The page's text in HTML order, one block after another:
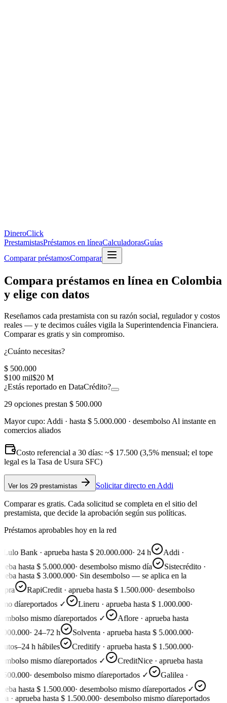
DineroClick
PrestamistasPréstamos en líneaCalculadorasGuías
Comparar préstamosComparar
Compara préstamos en línea en Colombia
y elige con datos
Reseñamos cada prestamista con su razón social, regulador y costos
reales — y te decimos cuáles vigila la Superintendencia Financiera.
Comparar es gratis y sin compromiso.
¿Cuánto necesitas?
$ 500.000
$100 mil$20 M
¿Estás reportado en DataCrédito?
29 opciones prestan $ 500.000
Mayor cupo: Addi · hasta $ 5.000.000 · desembolso Al instante en
comercios aliados
Costo referencial a 30 días: ~$ 17.500 (3,5% mensual; el tope
legal es la Tasa de Usura SFC)
Ver los 29 prestamistas Solicitar directo en Addi
Comparar es gratis. Cada solicitud se completa en el sitio del
prestamista, que decide la aprobación según sus políticas.
Préstamos aprobables hoy en la red
Lulo Bank · aprueba hasta $ 20.000.000·24 h
Addi ·
hasta $ 5.000.000·desembolso mismo día
Sistecrédito ·
hasta $ 3.000.000·Sin desembolso — se aplica en la
RapiCredit · aprueba hasta $ 1.500.000·desembolso
díareportados ✓ Lineru · aprueba hasta $ 1.000.000·
mismo díareportados ✓
Aflore · aprueba hasta
·24–72 h Solventa · aprueba hasta $ 5.000.000·
h hábiles
Creditify · aprueba hasta $ 1.500.000·
mismo díareportados ✓
CreditNice · aprueba hasta
·desembolso mismo díareportados ✓
Galilea ·
hasta $ 1.500.000·desembolso mismo díareportados ✓
· aprueba hasta $ 1.500.000·desembolso mismo díareportados